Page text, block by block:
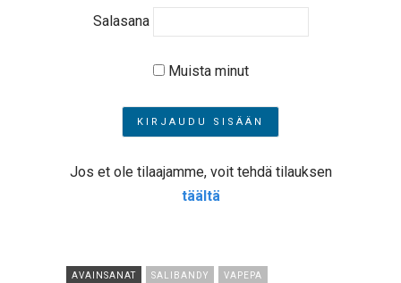
Salasana
Muista minut
Jos et ole tilaajamme, voit tehdä tilauksen
täältä
AVAINSANAT SALIBANDY VAPEPA